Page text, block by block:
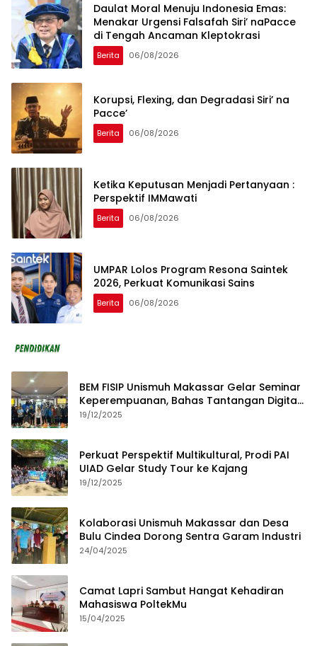
Daulat Moral Menuju Indonesia Emas:
Menakar Urgensi Falsafah Siri’ naPacce
di Tengah Ancaman Kleptokrasi
Berita 06/08/2026
Korupsi, Flexing, dan Degradasi Siri’ na
Pacce’
Berita 06/08/2026
Ketika Keputusan Menjadi Pertanyaan :
Perspektif IMMawati
Berita 06/08/2026
UMPAR Lolos Program Resona Saintek
2026, Perkuat Komunikasi Sains
Berita 06/08/2026
BEM FISIP Unismuh Makassar Gelar Seminar
Keperempuanan, Bahas Tantangan Digital
dan Budaya Lokal
19/12/2025
Perkuat Perspektif Multikultural, Prodi PAI
UIAD Gelar Study Tour ke Kajang
19/12/2025
Kolaborasi Unismuh Makassar dan Desa
Bulu Cindea Dorong Sentra Garam Industri
24/04/2025
Camat Lapri Sambut Hangat Kehadiran
Mahasiswa PoltekMu
15/04/2025